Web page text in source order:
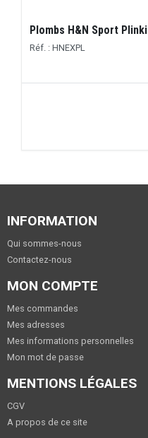
Plombs H&N Sport
Réf. : HNEXPL
INFORMATION
Qui sommes-nous
Contactez-nous
MON COMPTE
Mes commandes
Mes adresses
Mes informations personnelles
Mon mot de passe
MENTIONS LÉGALES
CGV
A propos de ce site